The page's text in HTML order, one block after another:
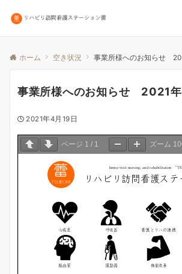
ホーム 空き状況 事業所様へのお知らせ
事業所様へのお知らせ 2021
2021年4月19日
ページ 1 / 1 ズーム